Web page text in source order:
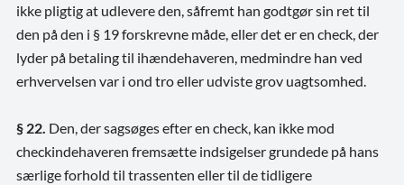
ikke pligtig at udlevere den, såfremt han godtgør sin ret til
den på den i § 19 forskrevne måde, eller det er en check, der
lyder på betaling til ihændehaveren, medmindre han ved
erhvervelsen var i ond tro eller udviste grov uagtsomhed.
§ 22. Den, der sagsøges efter en check, kan ikke mod
checkindehaveren fremsætte indsigelser grundede på hans
særlige forhold til trassenten eller til de tidligere